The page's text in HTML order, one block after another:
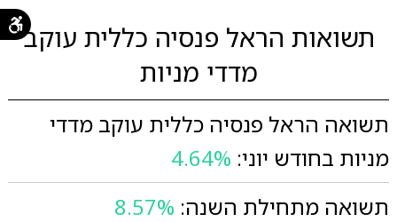
תשואות הראל פנסיה כללית עוקב
מדדי מניות
תשואה הראל פנסיה כללית עוקב מדדי
מניות בחודש יוני: 4.64%
תשואה מתחילת השנה: 8.57%